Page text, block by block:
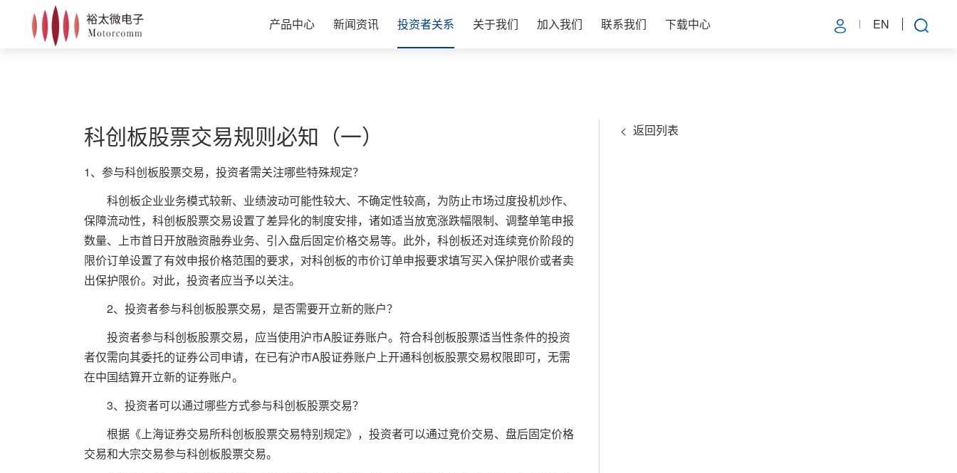
产品中心 新闻资讯 投资者关系 关于我们 加入我们 联系我们 下载中心 EN
科创板股票交易规则必知（一）
1、参与科创板股票交易，投资者需关注哪些特殊规定？
科创板企业业务模式较新、业绩波动可能性较大、不确定性较高，为防止市场过度投机炒作、
保障流动性，科创板股票交易设置了差异化的制度安排，诸如适当放宽涨跌幅限制、调整单笔申报
数量、上市首日开放融资融券业务、引入盘后固定价格交易等。此外，科创板还对连续竞价阶段的
限价订单设置了有效申报价格范围的要求，对科创板的市价订单申报要求填写买入保护限价或者卖
出保护限价。对此，投资者应当予以关注。
2、投资者参与科创板股票交易，是否需要开立新的账户？
投资者参与科创板股票交易，应当使用沪市A股证券账户。符合科创板股票适当性条件的投资
者仅需向其委托的证券公司申请，在已有沪市A股证券账户上开通科创板股票交易权限即可，无需
在中国结算开立新的证券账户。
3、投资者可以通过哪些方式参与科创板股票交易？
根据《上海证券交易所科创板股票交易特别规定》，投资者可以通过竞价交易、盘后固定价格
交易和大宗交易参与科创板股票交易。
返回列表